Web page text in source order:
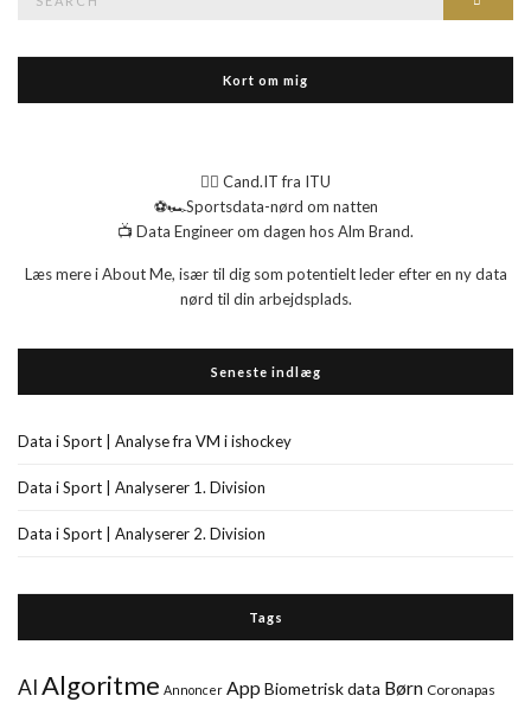
Kort om mig
👉🏻 Cand.IT fra ITU
⚽🏎️Sportsdata-nørd om natten
📺 Data Engineer om dagen hos Alm Brand.
Læs mere i About Me, især til dig som potentielt leder efter en ny data
nørd til din arbejdsplads.
Seneste indlæg
Data i Sport | Analyse fra VM i ishockey
Data i Sport | Analyserer 1. Division
Data i Sport | Analyserer 2. Division
Tags
AIAlgoritme Annoncer App Biometrisk data Børn Coronapas